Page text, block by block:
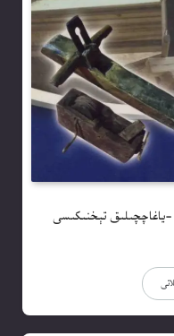
ياغاچچىلىق تېخنىكىسى